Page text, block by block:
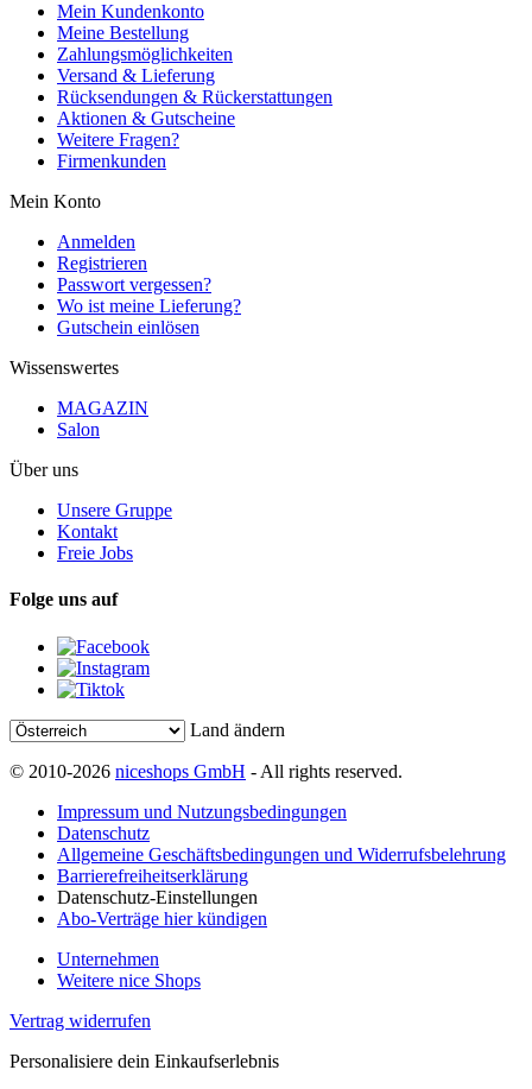
Mein Kundenkonto
Meine Bestellung
Zahlungsmöglichkeiten
Versand & Lieferung
Rücksendungen & Rückerstattungen
Aktionen & Gutscheine
Weitere Fragen?
Firmenkunden
Mein Konto
Anmelden
Registrieren
Passwort vergessen?
Wo ist meine Lieferung?
Gutschein einlösen
Wissenswertes
MAGAZIN
Salon
Über uns
Unsere Gruppe
Kontakt
Freie Jobs
Folge uns auf
Land ändern
© 2010-2026 niceshops GmbH - All rights reserved.
Impressum und Nutzungsbedingungen
Datenschutz
Allgemeine Geschäftsbedingungen und Widerrufsbelehrung
Barrierefreiheitserklärung
Datenschutz-Einstellungen
Abo-Verträge hier kündigen
Unternehmen
Weitere nice Shops
Vertrag widerrufen
Personalisiere dein Einkaufserlebnis